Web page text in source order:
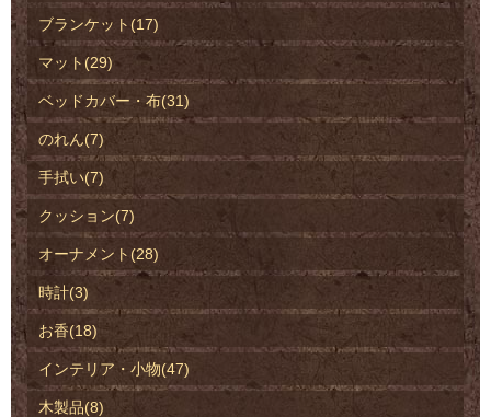
ブランケット(17)
マット(29)
ベッドカバー・布(31)
のれん(7)
手拭い(7)
クッション(7)
オーナメント(28)
時計(3)
お香(18)
インテリア・小物(47)
木製品(8)